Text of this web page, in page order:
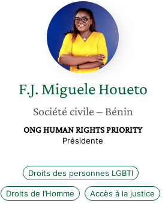
F.J.
Miguele
Houeto
F.J. Miguele Houeto
Société civile – Bénin
ONG HUMAN RIGHTS PRIORITY
Présidente
Droits des personnes LGBTI
Droits de l’Homme Accès à la justice